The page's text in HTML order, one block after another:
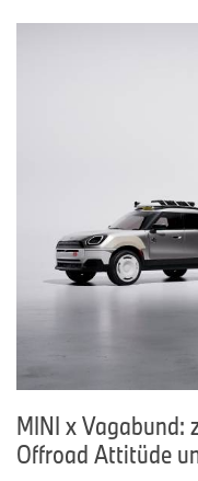
MINI x Vagabund:
Offroad Attitüde